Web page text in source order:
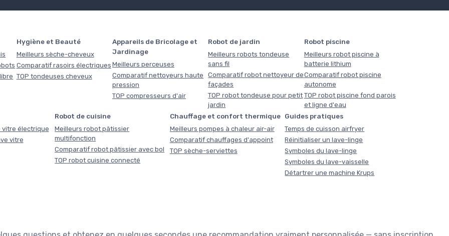
Hygiène et Beauté
Meilleurs sèche-cheveux
Comparatif rasoirs électriques
TOP tondeuses cheveux
Appareils de Bricolage et
Jardinage
Meilleurs perceuses
Comparatif nettoyeurs haute
pression
TOP compresseurs d'air
Robot de jardin
Meilleurs robots tondeuse
sans fil
Comparatif robot nettoyeur de
façades
TOP robot tondeuse pour petit
jardin
Robot piscine
Meilleurs robot piscine à
batterie lithium
Comparatif robot piscine
autonome
TOP robot piscine fond parois
et ligne d'eau
vitre électrique
vitre
Robot de cuisine
Meilleurs robot pâtissier
multifonction
Comparatif robot pâtissier avec bol
TOP robot cuisine connecté
Chauffage et confort thermique
Meilleurs pompes à chaleur air-air
Comparatif chauffages d'appoint
TOP sèche-serviettes
Guides pratiques
Temps de cuisson airfryer
Réinitialiser un lave-linge
Symboles du lave-linge
Symboles du lave-vaisselle
Détartrer une machine Krups